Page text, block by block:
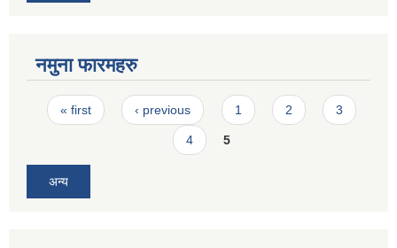
नमुना फारमहरु
Pages
« first ‹ previous 1 2 3
4 5
अन्य